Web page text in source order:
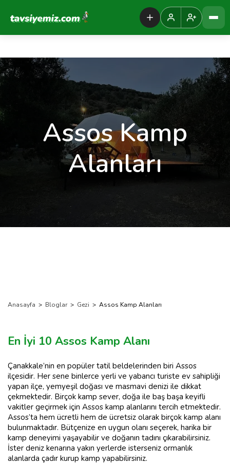
Tavsiyemiz Anasayfa
Assos Kamp
Alanları
Anasayfa > Bloglar > Gezi > Assos Kamp Alanları
En İyi 10 Assos Kamp Alanı
Çanakkale’nin en popüler tatil beldelerinden biri Assos
ilçesidir. Her sene binlerce yerli ve yabancı turiste ev sahipliği
yapan ilçe, yemyeşil doğası ve masmavi denizi ile dikkat
çekmektedir. Birçok kamp sever, doğa ile baş başa keyifli
vakitler geçirmek için Assos kamp alanlarını tercih etmektedir.
Assos’ta hem ücretli hem de ücretsiz olarak birçok kamp alanı
bulunmaktadır. Bütçenize en uygun olanı seçerek, harika bir
kamp deneyimi yaşayabilir ve doğanın tadını çıkarabilirsiniz.
İster deniz kenarına yakın yerlerde isterseniz ormanlık
alanlarda çadır kurup kamp yapabilirsiniz.